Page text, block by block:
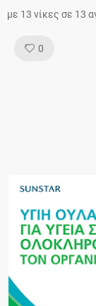
με 13 νίκες σε 13
0